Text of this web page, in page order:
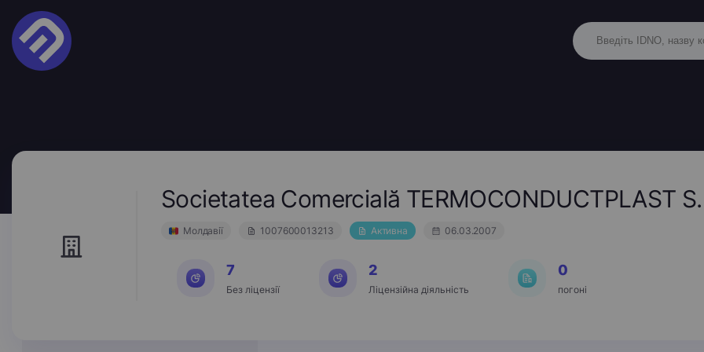
Societatea Comercială TERMOCONDUCTPLAST
Молдавії 1007600013213 Активна 06.03.2007
7
Без ліцензії
2
Ліцензійна діяльність
0
погоні